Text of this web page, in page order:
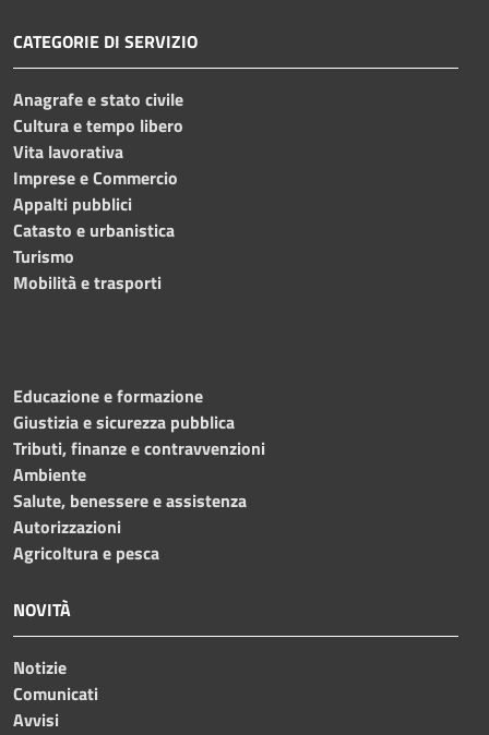
CATEGORIE DI SERVIZIO
Anagrafe e stato civile
Cultura e tempo libero
Vita lavorativa
Imprese e Commercio
Appalti pubblici
Catasto e urbanistica
Turismo
Mobilità e trasporti
Educazione e formazione
Giustizia e sicurezza pubblica
Tributi, finanze e contravvenzioni
Ambiente
Salute, benessere e assistenza
Autorizzazioni
Agricoltura e pesca
NOVITÀ
Notizie
Comunicati
Avvisi